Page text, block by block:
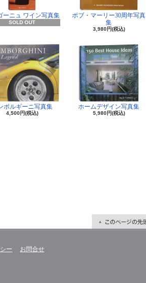
ーニュ ワイン写真集
SOLD OUT
ボブ・マーリー30周年写真
集
3,980円(税込)
ボルギーニ写真集
4,500円(税込)
ホームデザイン写真集
5,980円(税込)
ー お問合せ